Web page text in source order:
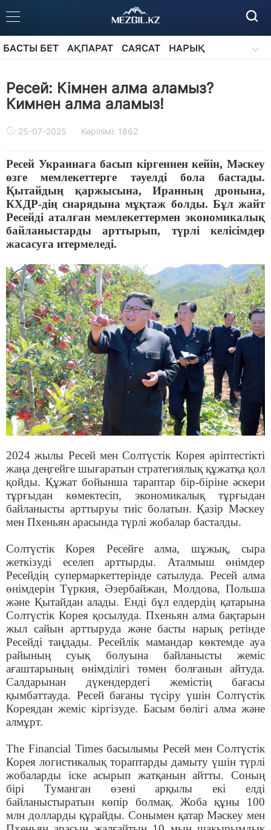
БАСТЫ БЕТ АҚПАРАТ САЯСАТ
НАРЫҚ
Ресей: Кімнен алма аламыз?
Кимнен алма аламыз!
25-07-2025 Көрілімі: 1862
Ресей Украинаға басып кіргеннен кейін, Мәскеу
өзге мемлекеттерге тәуелді бола бастады.
Қытайдың қаржысына, Иранның дронына,
КХДР-дің снарядына мұқтаж болды. Бұл жайт
Ресейді аталған мемлекеттермен экономикалық
байланыстарды арттырып, түрлі келісімдер
жасасуға итермеледі.
2024 жылы Ресей мен Солтүстік Корея әріптестікті
жаңа деңгейге шығаратын стратегиялық құжатқа қол
қойды. Құжат бойынша тараптар бір-біріне әскери
тұрғыдан көмектесіп, экономикалық тұрғыдан
байланысты арттыруы тиіс болатын. Қазір Мәскеу
мен Пхеньян арасында түрлі жобалар басталды.
Солтүстік Корея Ресейге алма, шұжық, сыра
жеткізуді еселеп арттырды. Аталмыш өнімдер
Ресейдің супермаркеттерінде сатылуда. Ресей алма
өнімдерін Түркия, Әзербайжан, Молдова, Польша
және Қытайдан алады. Енді бұл елдердің қатарына
Солтүстік Корея қосылуда. Пхеньян алма бақтарын
жыл сайын арттыруда және басты нарық ретінде
Ресейді таңдады. Ресейлік мамандар көктемде ауа
райының суық болуына байланысты жеміс
ағаштарының өнімділігі төмен болғанын айтуда.
Салдарынан дүкендердегі жемістің бағасы
қымбаттауда. Ресей бағаны түсіру үшін Солтүстік
Кореядан жеміс кіргізуде. Басым бөлігі алма және
алмұрт.
The Financial Times басылымы Ресей мен Солтүстік
Корея логистикалық тораптарды дамыту үшін түрлі
жобаларды іске асырып жатқанын айтты. Соның
бірі Туманган өзені арқылы екі елді
байланыстыратын көпір болмақ. Жоба құны 100
млн долларды құрайды. Сонымен қатар Мәскеу мен